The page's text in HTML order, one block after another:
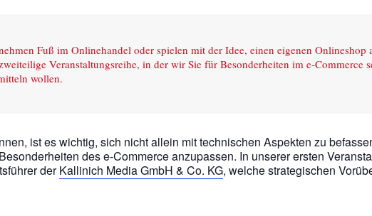
Fuß im Onlinehandel oder spielen mit der Idee, einen eigenen Onlineshop
Veranstaltungsreihe, in der wir Sie für Besonderheiten im e-Commerce
wollen.
ist es wichtig, sich nicht allein mit technischen Aspekten zu
des e-Commerce anzupassen. In unserer ersten
derKallinich Media GmbH & Co. KG, welche strategischen